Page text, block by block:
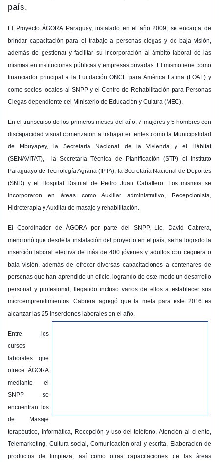
país.
El Proyecto ÁGORA Paraguay, instalado en el año 2009, se encarga de
brindar capacitación para el trabajo a personas ciegas y de baja visión,
además de gestionar y facilitar su incorporación al ámbito laboral de las
mismas en instituciones públicas y empresas privadas. El mismotiene como
financiador principal a la Fundación ONCE para América Latina (FOAL) y
como socios locales al SNPP y el Centro de Rehabilitación para Personas
Ciegas dependiente del Ministerio de Educación y Cultura (MEC).
En el transcurso de los primeros meses del año, 7 mujeres y 5 hombres con
discapacidad visual comenzaron a trabajar en entes como la Municipalidad
de Mbuyapey, la Secretaría Nacional de la Vivienda y el Hábitat
(SENAVITAT), la Secretaría Técnica de Planificación (STP) el Instituto
Paraguayo de Tecnología Agraria (IPTA), la Secretaría Nacional de Deportes
(SND) y el Hospital Distrital de Pedro Juan Caballero. Los mismos se
incorporaron en áreas como Auxiliar administrativo, Recepcionista,
Hidroterapia y Auxiliar de masaje y rehabilitación.
El Coordinador de ÁGORA por parte del SNPP, Lic. David Cabrera,
mencionó que desde la instalación del proyecto en el país, se ha logrado la
inserción laboral efectiva de más de 400 jóvenes y adultos con ceguera o
baja visión, además de ofrecer diversas capacitaciones a centenares de
personas que han aprendido un oficio, logrando de este modo un desarrollo
personal y profesional, llegando incluso varios de ellos a establecer sus
microemprendimientos. Cabrera agregó que la meta para este 2016 es
alcanzar las 25 inserciones laborales en el año.
Entre los
cursos
laborales que
ofrece ÁGORA
mediante el
SNPP se
encuentran los
de Masaje
terapéutico, Informática, Recepción y uso del teléfono, Atención al cliente,
Telemarketing, Cultura social, Comunicación oral y escrita, Elaboración de
productos de limpieza, así como otras capacitaciones de las áreas